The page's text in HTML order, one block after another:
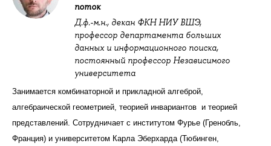
поток
Д.ф.-м.н., декан ФКН НИУ ВШЭ,
профессор департамента больших
данных и информационного поиска,
постоянный профессор Независимого
университета
Занимается комбинаторной и прикладной алгеброй,
алгебраической геометрией, теорией инвариантов и теорией
представлений. Сотрудничает с институтом Фурье (Гренобль,
Франция) и университетом Карла Эберхарда (Тюбинген,